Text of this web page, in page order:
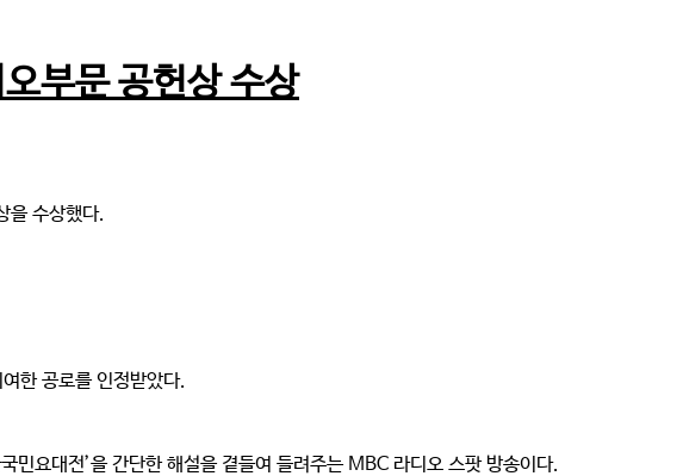
부문 공헌상 수상
을 수상했다.
한 공로를 인정받았다.
민요대전’을 간단한 해설을 곁들여 들려주는 MBC 라디오 스팟 방송이다.